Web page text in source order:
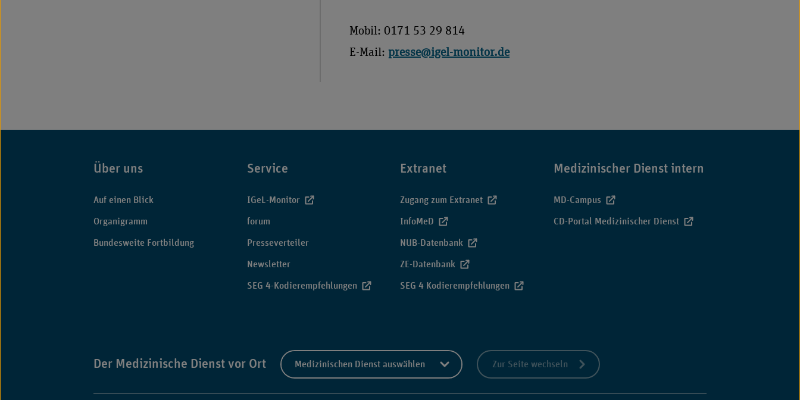
Mobil: 0171 53 29 814
E-Mail: presse@igel-monitor.de
Fußbereich
Über uns
Auf einen Blick
Organigramm
Bundesweite Fortbildung
Service
IGeL-Monitor
forum
Presseverteiler
Newsletter
SEG 4-Kodierempfehlungen
Extranet
Zugang zum Extranet
InfoMeD
NUB-Datenbank
ZE-Datenbank
SEG 4 Kodierempfehlungen
Medizinischer Dienst intern
MD-Campus
CD-Portal Medizinischer Dienst
Der Medizinische Dienst vor Ort Zur Seite wechseln